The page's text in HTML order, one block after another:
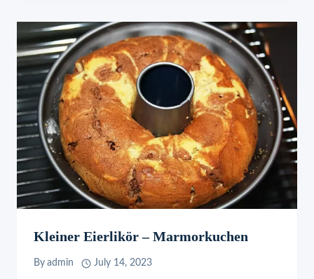
Kleiner Eierlikör – Marmorkuchen
By admin July 14, 2023